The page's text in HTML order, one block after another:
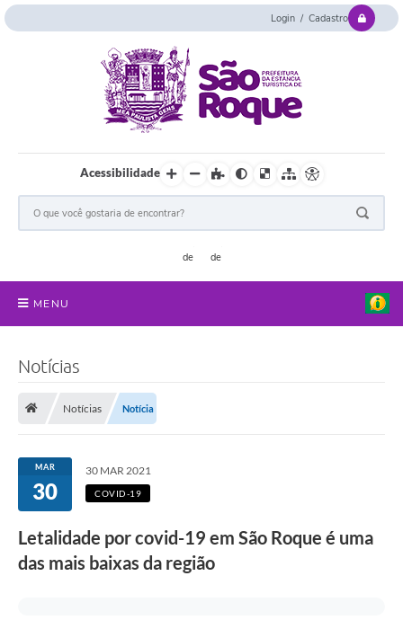
Login / Cadastro
Acessibilidade
MENU
Atribuições
Transparência
Arvorômetro
Notícias
Notícias Notícia
MAR
30
30 MAR 2021
COVID-19
Letalidade por covid-19 em São Roque é uma
das mais baixas da região